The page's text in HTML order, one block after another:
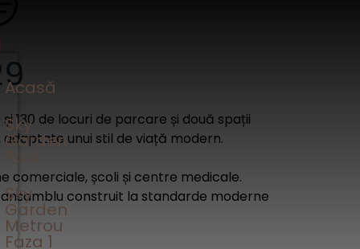
Acasă
Sky
Garden
Park
Sky
Garden
Metrou
Faza 1
130 de locuri de parcare și două spații
unui stil de viață modern.
comerciale, școli și centre medicale.
construit la standarde moderne